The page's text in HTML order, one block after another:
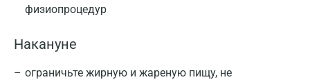
физиопроцедур
Накануне
ограничьте жирную и жареную пищу, не